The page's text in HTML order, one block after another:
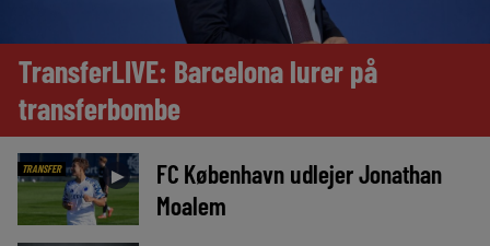
TransferLIVE: Barcelona lurer på
transferbombe
TRANSFER ►
FC København udlejer Jonathan
Moalem